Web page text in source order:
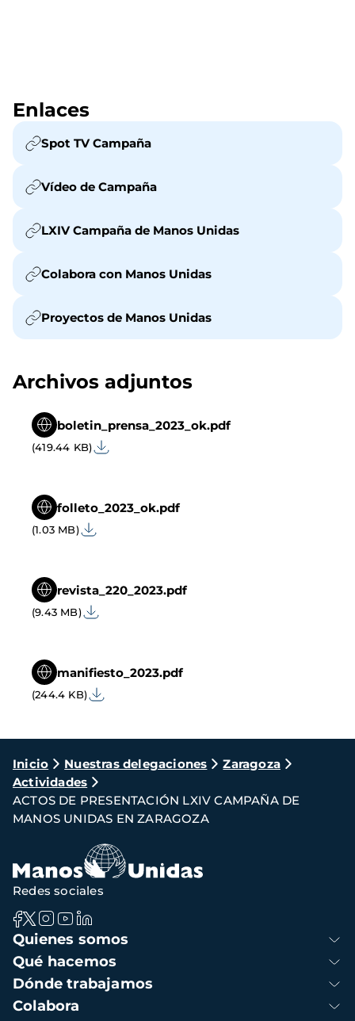
Enlaces
Spot TV Campaña
Vídeo de Campaña
LXIV Campaña de Manos Unidas
Colabora con Manos Unidas
Proyectos de Manos Unidas
Archivos adjuntos
boletin_prensa_2023_ok.pdf
(419.44 KB)
folleto_2023_ok.pdf
(1.03 MB)
revista_220_2023.pdf
(9.43 MB)
manifiesto_2023.pdf
(244.4 KB)
Ruta
de
navegación
Inicio Nuestras delegaciones
Zaragoza
Actividades
ACTOS DE PRESENTACIÓN LXIV CAMPAÑA DE
MANOS UNIDAS EN ZARAGOZA
Navegación
principal
Quienes somos
Qué hacemos
Dónde trabajamos
Colabora
Redes sociales